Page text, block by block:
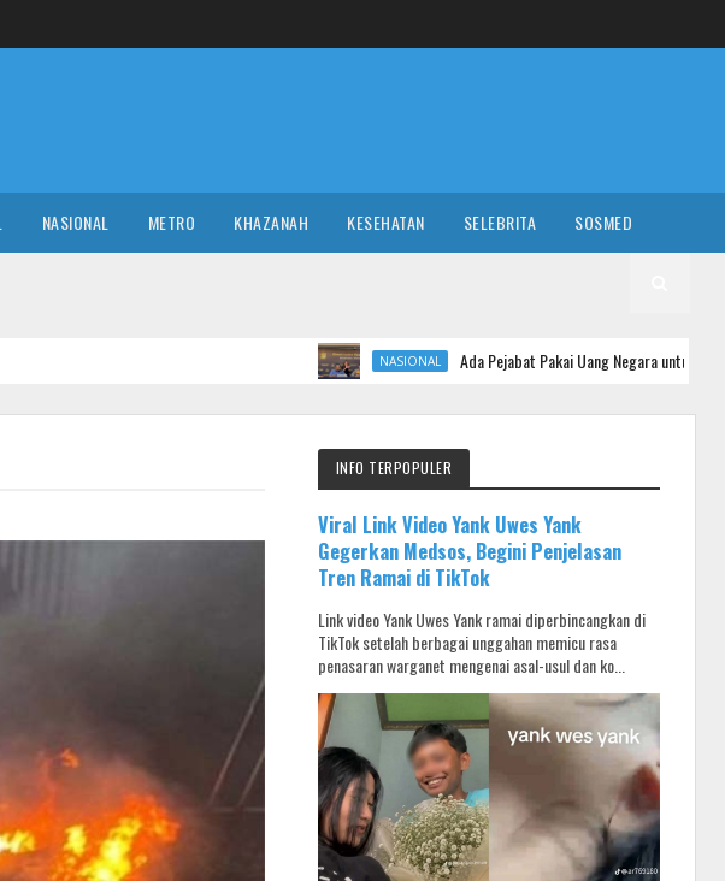
NASIONAL METRO KHAZANAH KESEHATAN SELEBRITA SOSMED
NASIONAL Ada Pejabat Pakai Uang Negara untuk Sebar Hoaks,
INFO TERPOPULER
Viral Link Video Yank Uwes Yank
Gegerkan Medsos, Begini Penjelasan
Tren Ramai di TikTok
Link video Yank Uwes Yank ramai diperbincangkan di
TikTok setelah berbagai unggahan memicu rasa
penasaran warganet mengenai asal-usul dan ko...